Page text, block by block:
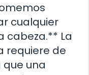
cualquier
cabeza.** La
requiere de
una